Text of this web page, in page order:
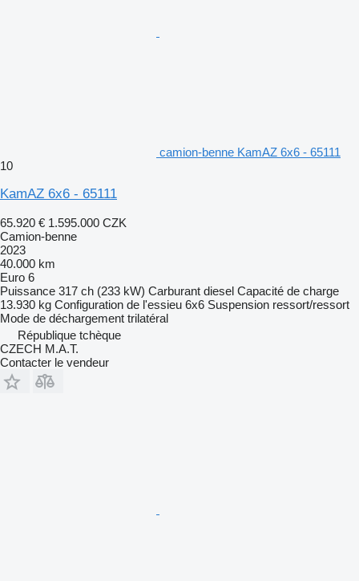
camion-benne KamAZ 6x6 - 65111
10
KamAZ 6x6 - 65111
65.920 € 1.595.000 CZK
Camion-benne
2023
40.000 km
Euro 6
Puissance 317 ch (233 kW) Carburant diesel Capacité de charge
13.930 kg Configuration de l'essieu 6x6 Suspension ressort/ressort
Mode de déchargement trilatéral
République tchèque
CZECH M.A.T.
Contacter le vendeur